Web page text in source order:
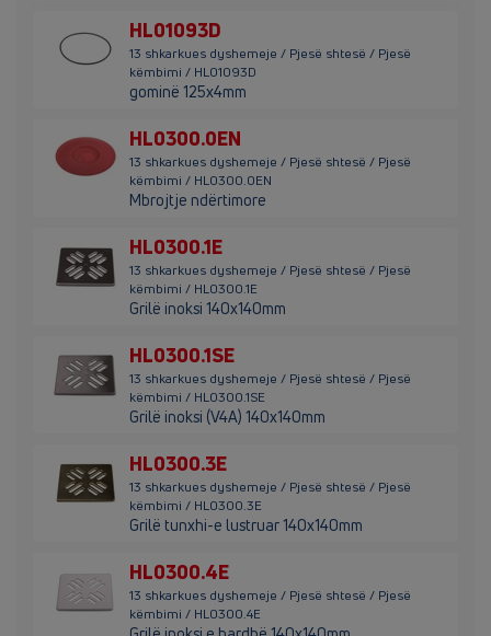
HL01093D
13 shkarkues dyshemeje / Pjesë shtesë / Pjesë
këmbimi / HL01093D
gominë 125x4mm
HL0300.0EN
13 shkarkues dyshemeje / Pjesë shtesë / Pjesë
këmbimi / HL0300.0EN
Mbrojtje ndërtimore
HL0300.1E
13 shkarkues dyshemeje / Pjesë shtesë / Pjesë
këmbimi / HL0300.1E
Grilë inoksi 140x140mm
HL0300.1SE
13 shkarkues dyshemeje / Pjesë shtesë / Pjesë
këmbimi / HL0300.1SE
Grilë inoksi (V4A) 140x140mm
HL0300.3E
13 shkarkues dyshemeje / Pjesë shtesë / Pjesë
këmbimi / HL0300.3E
Grilë tunxhi-e lustruar 140x140mm
HL0300.4E
13 shkarkues dyshemeje / Pjesë shtesë / Pjesë
këmbimi / HL0300.4E